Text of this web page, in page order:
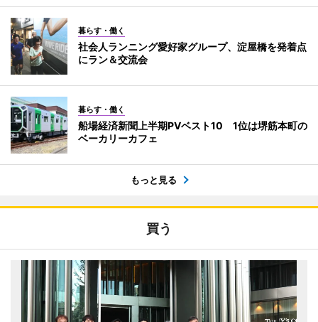
暮らす・働く
社会人ランニング愛好家グループ、淀屋橋を発着点
にラン＆交流会
暮らす・働く
船場経済新聞上半期PVベスト10 1位は堺筋本町の
ベーカリーカフェ
もっと見る
買う